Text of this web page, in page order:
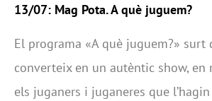
13/07: Mag Pota. A què juguem?
El programa «A què juguem?» surt
converteix en un autèntic show, en
els juganers i juganeres que